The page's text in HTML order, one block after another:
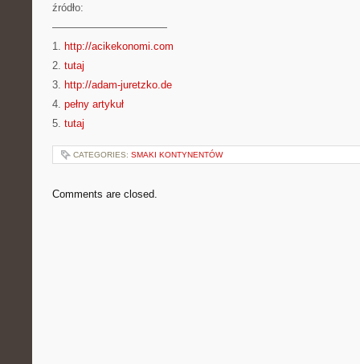
źródło:
———————————
1. http://acikekonomi.com
2. tutaj
3. http://adam-juretzko.de
4. pełny artykuł
5. tutaj
CATEGORIES: SMAKI KONTYNENTÓW
Comments are closed.